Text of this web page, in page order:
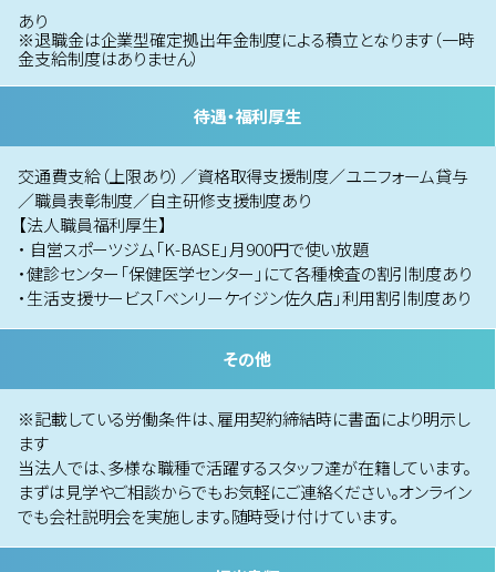
あり
※退職金は企業型確定拠出年金制度による積立となります（一時
金支給制度はありません）
待遇・福利厚生
交通費支給（上限あり）／資格取得支援制度／ユニフォーム貸与
／職員表彰制度／自主研修支援制度あり
【法人職員福利厚生】
・ 自営スポーツジム「K-BASE」月900円で使い放題
・健診センター「保健医学センター」にて各種検査の割引制度あり
・生活支援サービス「ベンリーケイジン佐久店」利用割引制度あり
その他
※記載している労働条件は、雇用契約締結時に書面により明示し
ます
当法人では、多様な職種で活躍するスタッフ達が在籍しています。
まずは見学やご相談からでもお気軽にご連絡ください。オンライン
でも会社説明会を実施します。随時受け付けています。